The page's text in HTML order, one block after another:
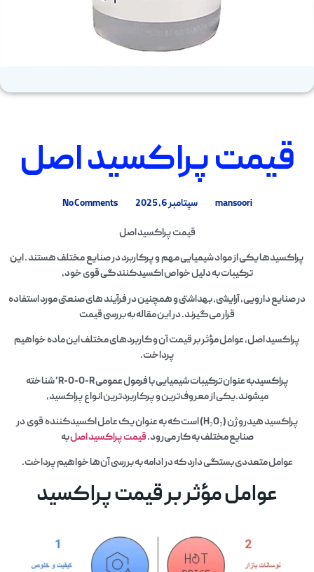
قیمت پراکسید اصل
mansoori سپتامبر 6, 2025 No Comments
قیمت پراکسید اصل
پراکسیدها یکی از مواد شیمیایی مهم و پرکاربرد در صنایع مختلف هستند.این
ترکیبات به دلیل خواص اکسیدکنندگی قوی خود،
در صنایع دارویی، آرایشی، بهداشتی و همچنین در فرآیند های صنعتی مورد استفاده
قرار می‌گیرند. در این مقاله به بررسی قیمت
پراکسید اصل، عوامل مؤثر بر قیمت آن و کاربردهای مختلف این ماده خواهیم
پرداخت.
پراکسیدبه عنوان ترکیبات شیمیایی با فرمول عمومی R-O-O-R’ شناخته
میشوند.یکی از معروف‌ترین و پرکاربردترین انواع پراکسید،
پراکسید هیدروژن (H₂O₂) است که به عنوان یک عامل اکسیدکننده قوی در
صنایع مختلف به کار می‌رود.قیمت پراکسید اصلبه
عوامل متعددی بستگی دارد که در ادامه به بررسی آن‌ها خواهیم پرداخت.
عوامل مؤثر بر قیمت پراکسید